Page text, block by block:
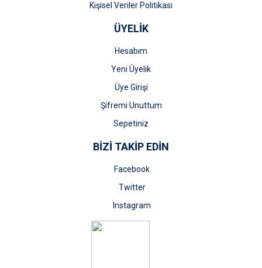
Kişisel Veriler Politikası
ÜYELİK
Hesabım
Yeni Üyelik
Üye Girişi
Şifremi Unuttum
Sepetiniz
BİZİ TAKİP EDİN
Facebook
Twitter
Instagram